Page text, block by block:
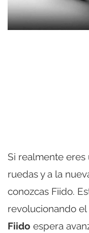
Si realmente eres
ruedas y a la
conozcas Fiido.
revolucionando el
Fiido espera